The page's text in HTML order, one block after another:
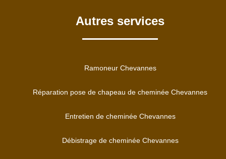
Autres services
Ramoneur Chevannes
Réparation pose de chapeau de cheminée Chevannes
Entretien de cheminée Chevannes
Débistrage de cheminée Chevannes